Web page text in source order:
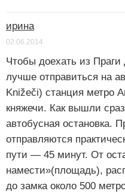
ирина
02.06.2014
Чтобы доехать из
лучше отправиться на
Knižeči) станция метро
княжечи. Как вышли
автобусная остановка.
отправляются
пути — 45 минут. От
намести»(площадь),
до замка около 500